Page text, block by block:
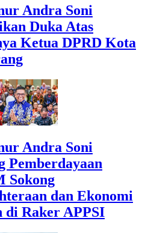
Andra Soni
Duka Atas
Ketua DPRD Kota
Andra Soni
Pemberdayaan
Sokong
dan Ekonomi
di Raker APPSI